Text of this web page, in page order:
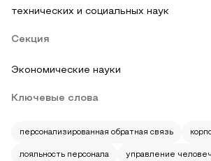
технических и социальных наук
Секция
Экономические науки
Ключевые слова
персонализированная обратная связь
лояльность персонала управление